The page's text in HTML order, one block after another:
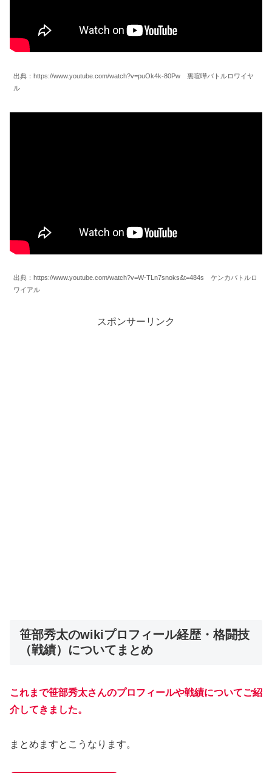
出典：https://www.youtube.com/watch?v=puOk4k-80Pw 裏喧嘩バトルロワイヤ
ル
出典：https://www.youtube.com/watch?v=W-TLn7snoks&t=484s ケンカバトルロ
ワイアル
スポンサーリンク
笹部秀太のwikiプロフィール経歴・格闘技
（戦績）についてまとめ
これまで笹部秀太さんのプロフィールや戦績についてご紹
介してきました。
まとめますとこうなります。